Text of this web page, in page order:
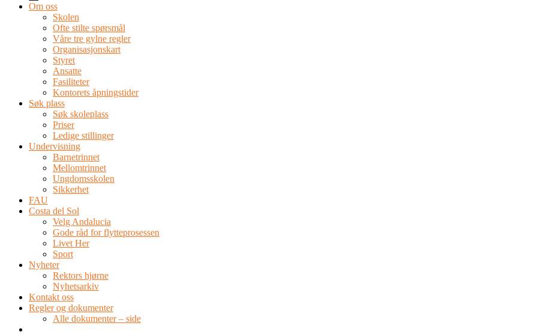
Om oss
Skolen
Ofte stilte spørsmål
Våre tre gylne regler
Organisasjonskart
Styret
Ansatte
Fasiliteter
Kontorets åpningstider
Søk plass
Søk skoleplass
Priser
Ledige stillinger
Undervisning
Barnetrinnet
Mellomtrinnet
Ungdomsskolen
Sikkerhet
FAU
Costa del Sol
Velg Andalucia
Gode råd for flytteprosessen
Livet Her
Sport
Nyheter
Rektors hjørne
Nyhetsarkiv
Kontakt oss
Regler og dokumenter
Alle dokumenter – side